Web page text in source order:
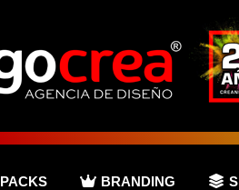
PACKS BRANDING